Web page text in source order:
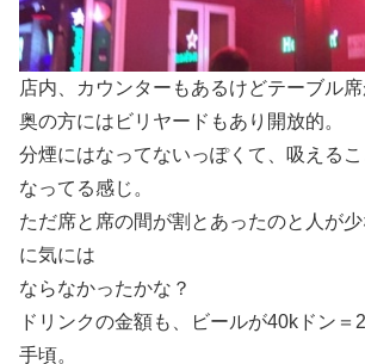
店内、カウンターもあるけどテーブル席
奥の方にはビリヤードもあり開放的。
分煙にはなってないっぽくて、吸える
なってる感じ。
ただ席と席の間が割とあったのと人が
に気には
ならなかったかな？
ドリンクの金額も、ビールが40kドン＝
手頃。